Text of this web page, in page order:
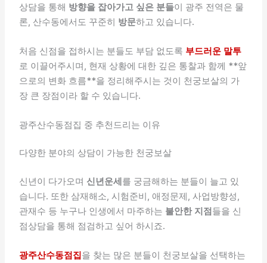
상담을 통해 방향을 잡아가고 싶은 분들이 광주 전역은 물
론, 산수동에서도 꾸준히 방문하고 있습니다.
처음 신점을 접하시는 분들도 부담 없도록 부드러운 말투
로 이끌어주시며, 현재 상황에 대한 깊은 통찰과 함께 **앞
으로의 변화 흐름**을 정리해주시는 것이 천궁보살의 가
장 큰 장점이라 할 수 있습니다.
광주산수동점집 중 추천드리는 이유
다양한 분야의 상담이 가능한 천궁보살
신년이 다가오며 신년운세를 궁금해하는 분들이 늘고 있
습니다. 또한 삼재해소, 시험준비, 애정문제, 사업방향성,
관재수 등 누구나 인생에서 마주하는 불안한 지점들을 신
점상담을 통해 점검하고 싶어 하시죠.
광주산수동점집을 찾는 많은 분들이 천궁보살을 선택하는